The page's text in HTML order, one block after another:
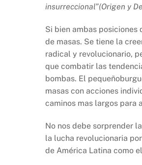
insurreccional”(Origen y
Si bien ambas
de masas. Se tiene la
radical y revolucionario,
que combatir las
bombas. El
masas con acciones
caminos mas largos para
No nos debe sorprender
la lucha revolucionaria
de América Latina como